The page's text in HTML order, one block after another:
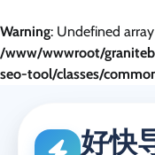
Warning: Undefined
/www/wwwroot/
seo-tool/classes/